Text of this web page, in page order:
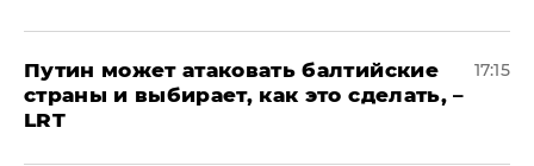
Путин может атаковать балтийские
страны и выбирает, как это сделать, –
LRT
17:15